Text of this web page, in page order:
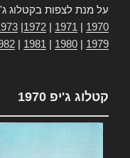
על מנת לצפות בקטלוג
1970
1971
1972
1979
1980
1981
קטלוג ג'יפ 1970